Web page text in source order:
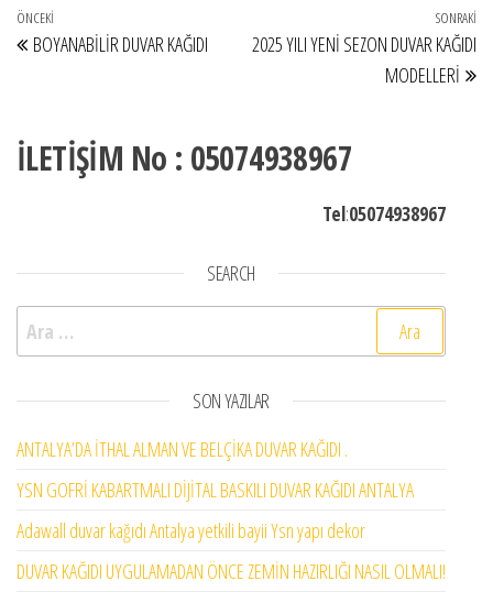
Yazı gezinmesi
Önceki Yazı
ÖNCEKI
BOYANABİLİR DUVAR KAĞIDI
SONRAKI
2025 YILI YENİ SEZON DUVAR KAĞIDI
MODELLERİ
İLETİŞİM No : 05074938967
Tel:05074938967
SEARCH
Arama:
SON YAZILAR
ANTALYA’DA İTHAL ALMAN VE BELÇİKA DUVAR KAĞIDI .
YSN GOFRİ KABARTMALI DİJİTAL BASKILI DUVAR KAĞIDI ANTALYA
Adawall duvar kağıdı Antalya yetkili bayii Ysn yapı dekor
DUVAR KAĞIDI UYGULAMADAN ÖNCE ZEMİN HAZIRLIĞI NASIL OLMALI!